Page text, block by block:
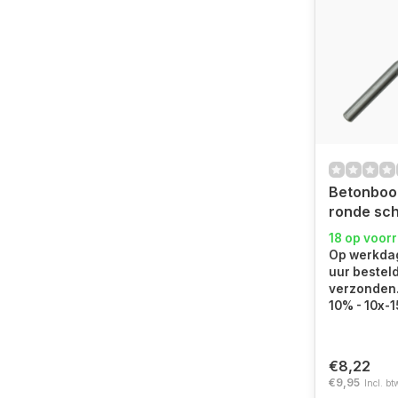
ronde
18 op
Op
uur
10% - 10x-
€8,22
€9,95 Incl.